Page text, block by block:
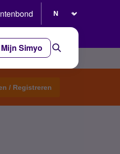
Mijn Simyo
/ Registreren